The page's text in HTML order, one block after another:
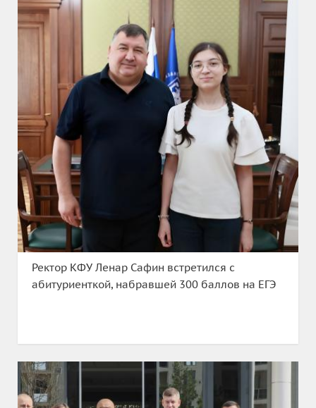
Ректор КФУ Ленар Сафин встретился с
абитуриенткой, набравшей 300 баллов на ЕГЭ